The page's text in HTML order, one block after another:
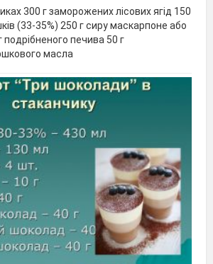
300 г заморожених лісових ягід 150
(33-35%) 250 г сиру маскарпоне або
подрібненого печива 50 г
масла